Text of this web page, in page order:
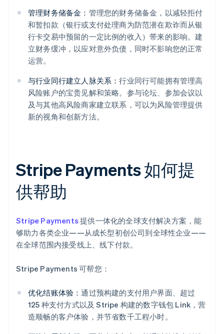
管理财务储备金： 管理您的财务储备金，以减轻拒付
和暂扣款（银行或支付处理商为防范潜在欺诈而从银
行卡交易中预留的一定比例的收入）带来的影响。建
立财务缓冲，以应对意外负债，同时不影响您的正常
运营。
与行业同行建立人脉关系：行业同行可能拥有管理高
风险账户的宝贵见解和策略。参与论坛、参加会议以
及与其他高风险商家建立联系，可以为风险管理提供
新的视角和创新方法。
Stripe Payments 如何提
供帮助
Stripe Payments提供一体化的全球支付解决方案，能
够助力各类企业——从成长型初创公司到全球性企业——
在全球范围内接受线上、线下付款。
Stripe Payments 可帮您：
优化结账体验：通过预构建的支付用户界面、超过
125 种支付方式以及 Stripe 构建的数字钱包 Link，营
造顺畅的客户体验，并节省数千工程小时。